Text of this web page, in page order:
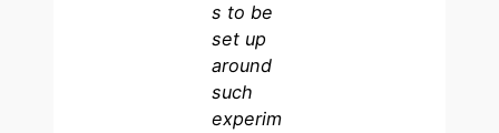
s to be
set up
around
such
experim